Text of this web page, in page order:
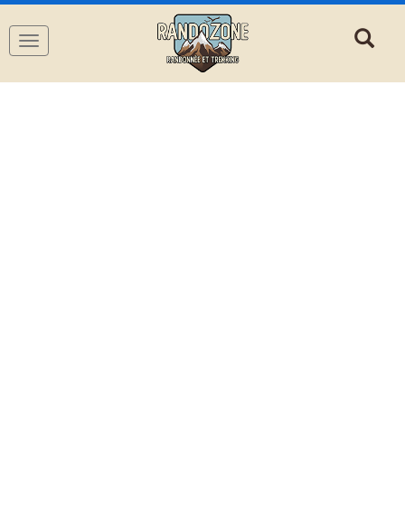
Navigation